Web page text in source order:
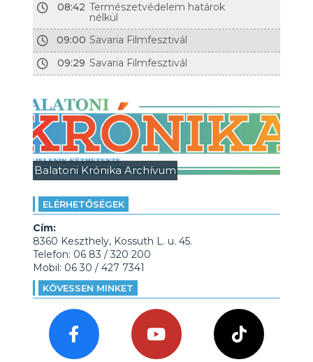
08:42 Természetvédelem határok
nélkül
09:00 Savaria Filmfesztivál
09:29 Savaria Filmfesztivál
Balatoni Krónika Archívum
ELÉRHETŐSÉGEK
Cím:
8360 Keszthely, Kossuth L. u. 45.
Telefon: 06 83 / 320 200
Mobil: 06 30 / 427 7341
KÖVESSEN MINKET